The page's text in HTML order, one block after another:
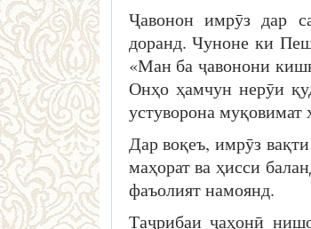
Ҷавонон имрӯз дар
доранд. Чуноне ки
«Ман ба ҷавонони
Онҳо ҳамчун нерӯи
устуворона муқовимат
Дар воқеъ, имрӯз
маҳорат ва ҳисси
фаъолият намоянд.
Таҷрибаи ҷаҳонӣ